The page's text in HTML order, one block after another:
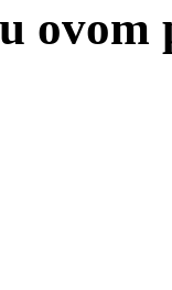
ovom